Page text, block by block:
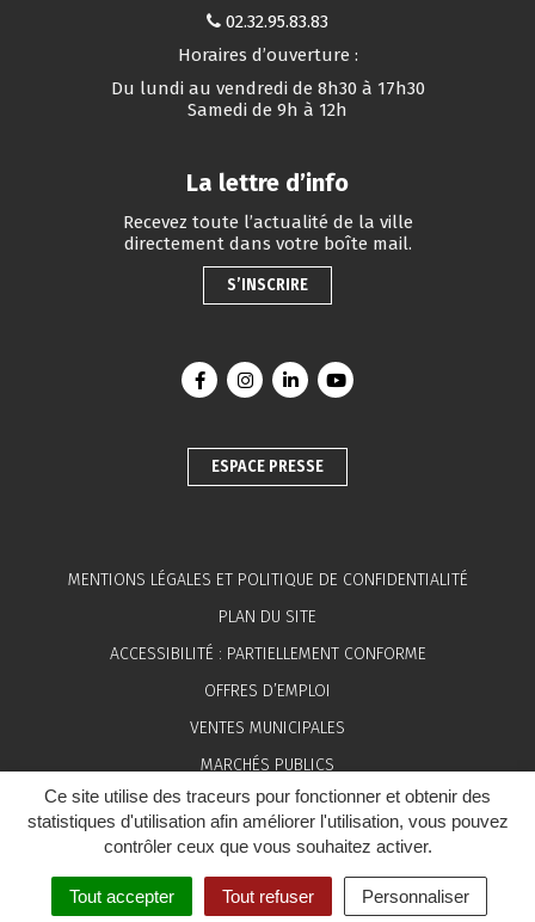
Ce site utilise des traceurs pour fonctionner et obtenir des
statistiques d'utilisation afin améliorer l'utilisation, vous pouvez
contrôler ceux que vous souhaitez activer.
Tout accepter Tout refuser Personnaliser
02.32.95.83.83
Horaires d’ouverture :
Du lundi au vendredi de 8h30 à 17h30
Samedi de 9h à 12h
La lettre d’info
Recevez toute l’actualité de la ville
directement dans votre boîte mail.
S’INSCRIRE
Lien vers le compte Facebook
Lien vers le compte Instagram
Lien vers le compte Linkedin
Lien vers la chaîne
ESPACE PRESSE
MENTIONS LÉGALES ET POLITIQUE DE CONFIDENTIALITÉ
PLAN DU SITE
ACCESSIBILITÉ : PARTIELLEMENT CONFORME
OFFRES D’EMPLOI
VENTES MUNICIPALES
MARCHÉS PUBLICS
ESPACE PRESSE